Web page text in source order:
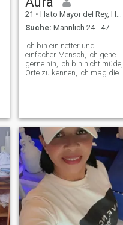
21 • Hato Mayor del Rey, Hato Mayor, Dom. Rep.
Suche: Männlich 24 - 47
Ich bin ein netter und
einfacher Mensch, ich gehe
gerne hin, ich bin nicht müde,
Orte zu kennen, ich mag die